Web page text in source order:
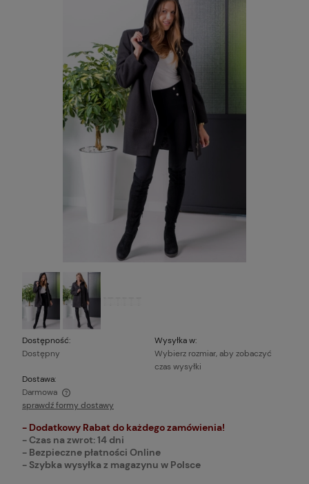
Dostępność:
Dostępny
Wysyłka w:
Wybierz rozmiar, aby zobaczyć
czas wysyłki
Dostawa:
Darmowa
Cena nie zawiera ewentualnych kosztów płatności
sprawdź formy dostawy
- Dodatkowy Rabat do każdego zamówienia!
- Czas na zwrot: 14 dni
- Bezpieczne płatności Online
- Szybka wysyłka z magazynu w Polsce